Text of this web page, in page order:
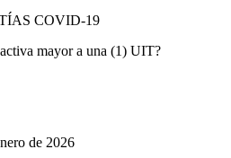
COVID-19
mayor a una (1) UIT?
de 2026